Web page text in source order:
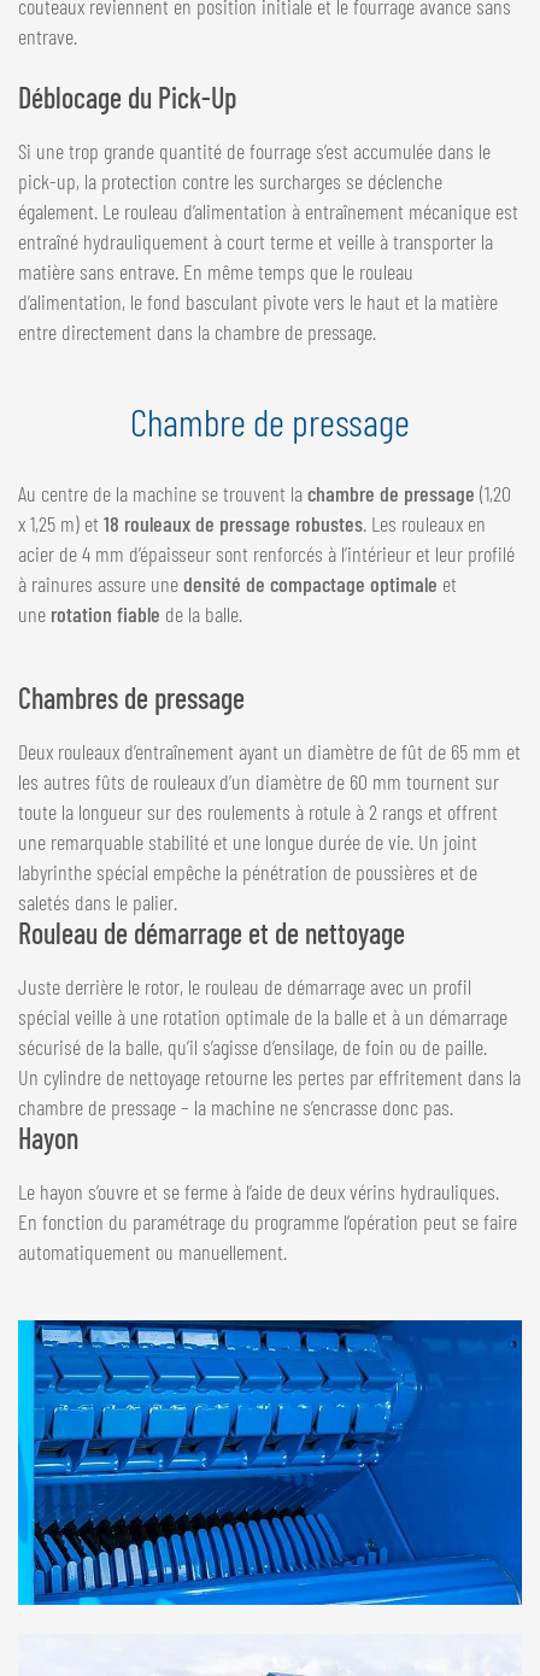
couteaux reviennent en position initiale et le fourrage avance sans
entrave.
Déblocage du Pick-Up
Si une trop grande quantité de fourrage s’est accumulée dans le
pick-up, la protection contre les surcharges se déclenche
également. Le rouleau d’alimentation à entraînement mécanique est
entraîné hydrauliquement à court terme et veille à transporter la
matière sans entrave. En même temps que le rouleau
d’alimentation, le fond basculant pivote vers le haut et la matière
entre directement dans la chambre de pressage.
Chambre de pressage
Au centre de la machine se trouvent lachambre de pressage (1,20
x 1,25 m) et 18 rouleaux de pressage robustes. Les rouleaux en
acier de 4 mm d’épaisseur sont renforcés à l’intérieur et leur profilé
à rainures assure unedensité de compactage optimale et
une rotation fiable de la balle.
Chambres de pressage
Deux rouleaux d’entraînement ayant un diamètre de fût de 65 mm et
les autres fûts de rouleaux d’un diamètre de 60 mm tournent sur
toute la longueur sur des roulements à rotule à 2 rangs et offrent
une remarquable stabilité et une longue durée de vie. Un joint
labyrinthe spécial empêche la pénétration de poussières et de
saletés dans le palier.
Rouleau de démarrage et de nettoyage
Juste derrière le rotor, le rouleau de démarrage avec un profil
spécial veille à une rotation optimale de la balle et à un démarrage
sécurisé de la balle, qu’il s’agisse d’ensilage, de foin ou de paille.
Un cylindre de nettoyage retourne les pertes par effritement dans la
chambre de pressage – la machine ne s’encrasse donc pas.
Hayon
Le hayon s’ouvre et se ferme à l’aide de deux vérins hydrauliques.
En fonction du paramétrage du programme l’opération peut se faire
automatiquement ou manuellement.